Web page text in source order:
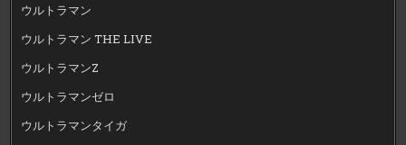
ウルトラマン
ウルトラマン THE LIVE
ウルトラマンZ
ウルトラマンゼロ
ウルトラマンタイガ